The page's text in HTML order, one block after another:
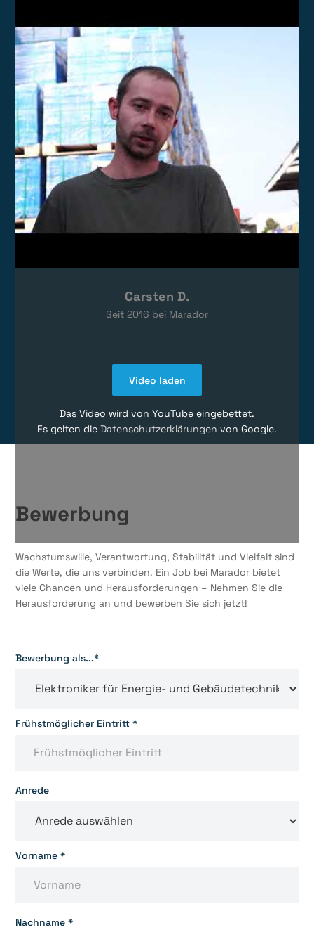
Das Video wird von YouTube eingebettet.
Es gelten die
Datenschutzerklärungen
Video laden
Das Video wird von YouTube eingebettet.
Es gelten die Datenschutzerklärungen von Google.
Carsten D.
Seit 2016 bei Marador
Bewerbung
Wachstumswille, Verantwortung, Stabilität und Vielfalt sind
die Werte, die uns verbinden. Ein Job bei Marador bietet
viele Chancen und Herausforderungen – Nehmen Sie die
Herausforderung an und bewerben Sie sich jetzt!
Bewerbung als...*
Frühstmöglicher Eintritt *
Anrede
Vorname *
Nachname *